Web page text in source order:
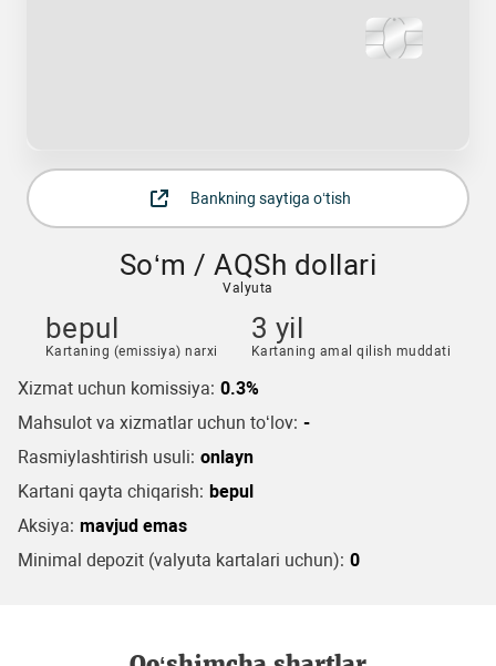
Bankning saytiga o‘tish
So‘m / AQSh dollari
Valyuta
bepul
Kartaning (emissiya) narxi
3 yil
Kartaning amal qilish muddati
Xizmat uchun komissiya: 0.3%
Mahsulot va xizmatlar uchun to‘lov: -
Rasmiylashtirish usuli: onlayn
Kartani qayta chiqarish: bepul
Aksiya: mavjud emas
Minimal depozit (valyuta kartalari uchun): 0